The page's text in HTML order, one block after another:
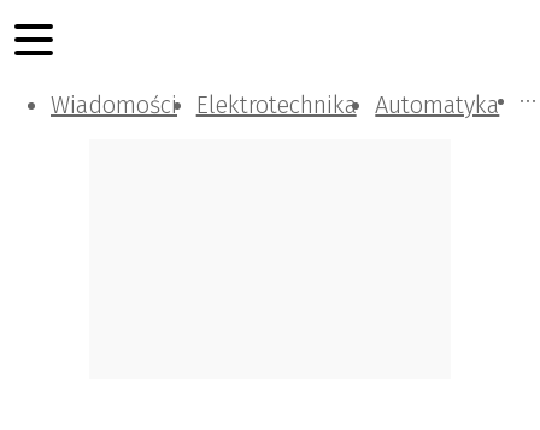
Wiadomości Elektrotechnika Automatyka
Komunikacja i IT
Kontrola
Tematy specjalne